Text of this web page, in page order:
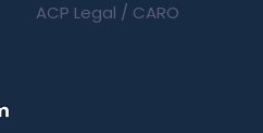
ACP Legal / CARO